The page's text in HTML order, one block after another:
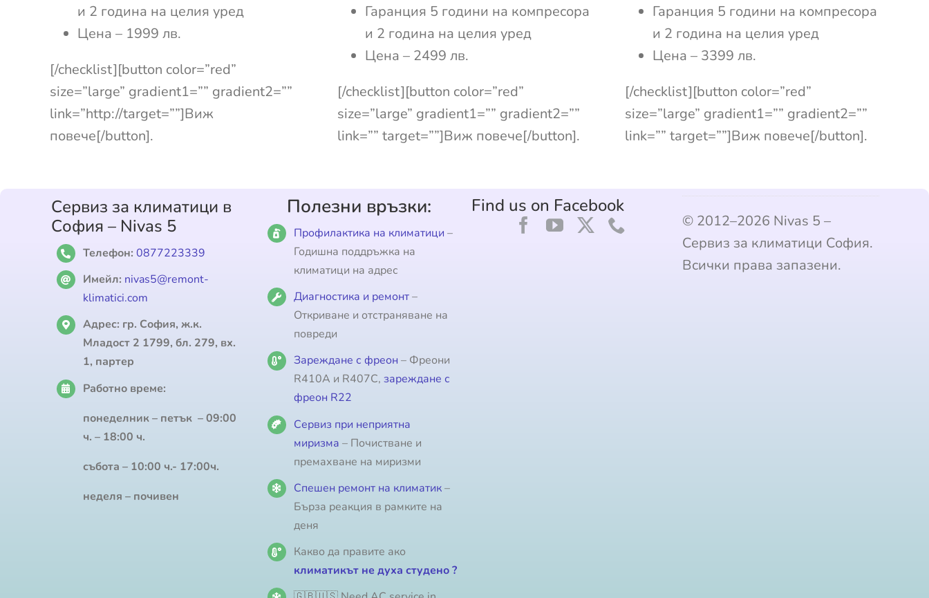
и 2 година на целия уред
Цена – 1999 лв.
[/checklist][button color=”red”
size=”large” gradient1=”” gradient2=””
link=”http://target=””]Виж
повече[/button].
Гаранция 5 години на компресора
и 2 година на целия уред
Цена – 2499 лв.
[/checklist][button color=”red”
size=”large” gradient1=”” gradient2=””
link=”” target=””]Виж повече[/button].
Гаранция 5 години на компресора
и 2 година на целия уред
Цена – 3399 лв.
[/checklist][button color=”red”
size=”large” gradient1=”” gradient2=””
link=”” target=””]Виж повече[/button].
Сервиз за климатици в
София – Nivas 5
Телефон: 0877223339
Имейл: nivas5@remont-
klimatici.com
Адрес: гр. София, ж.к.
Младост 2 1799, бл. 279, вх.
1, партер
Работно време:
понеделник – петък – 09:00
ч. – 18:00 ч.
събота – 10:00 ч.- 17:00ч.
неделя – почивен
Полезни връзки:
Профилактика на климатици –
Годишна поддръжка на
климатици на адрес
Диагностика и ремонт–
Откриване и отстраняване на
повреди
Зареждане с фреон – Фреони
R410A и R407C, зареждане с
фреон R22
Сервиз при неприятна
миризма – Почистване и
премахване на миризми
Спешен ремонт на климатик–
Бърза реакция в рамките на
деня
Какво да правите ако
климатикът не духа студено ?
Find us on Facebook
© 2012–2026 Nivas 5 –
Сервиз за климатици София.
Всички права запазени.